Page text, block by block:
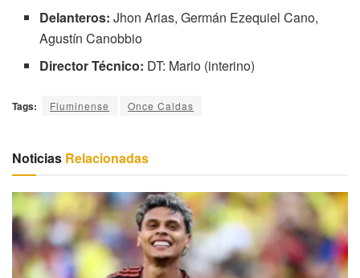
Delanteros: Jhon Arias, Germán Ezequiel Cano,
Agustín Canobbio
Director Técnico: DT: Mario (interino)
Tags: Fluminense Once Caldas
Noticias Relacionadas